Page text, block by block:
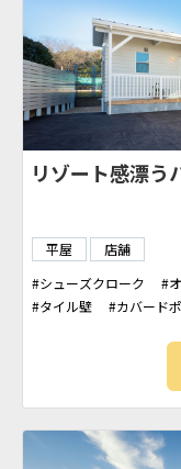
リゾート感漂う
平屋
店舗
シューズクローク
タイル壁
カバード